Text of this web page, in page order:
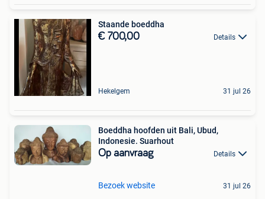
Staande boeddha
€ 700,00 Details
Hekelgem 31 jul 26
Boeddha hoofden uit Bali, Ubud,
Indonesie. Suarhout
Op aanvraag Details
Bezoek website 31 jul 26